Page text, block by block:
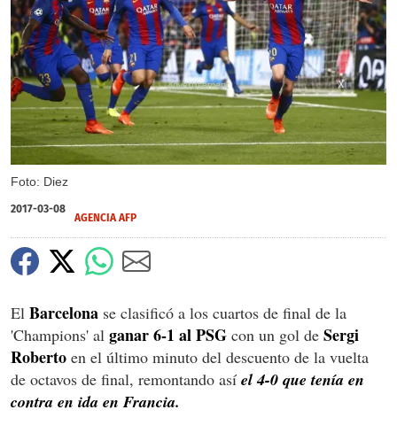
Foto: Diez
X
2017-03-08
AGENCIA AFP
El Barcelona se clasificó a los cuartos de final de la
'Champions' al ganar 6-1 al PSG con un gol de Sergi
Roberto en el último minuto del descuento de la vuelta
de octavos de final, remontando así el 4-0 que tenía en
contra en ida en Francia.